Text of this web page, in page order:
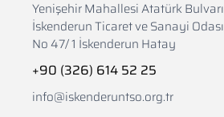
Yenişehir Mahallesi Atatürk Bulvarı
İskenderun Ticaret ve Sanayi Odası
No 47/ 1 İskenderun Hatay
+90 (326) 614 52 25
info@iskenderuntso.org.tr